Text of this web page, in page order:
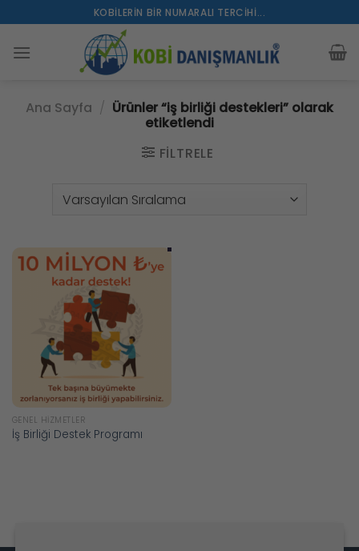
atla
KOBILERIN BIR NUMARALI TERCIHI...
Ana Sayfa / Ürünler “iş birliği destekleri” olarak
etiketlendi
FILTRELE
GENEL HIZMETLER
İş Birliği Destek Programı